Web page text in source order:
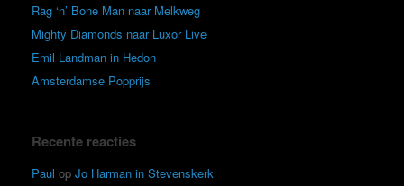
Rag ‘n’ Bone Man naar Melkweg
Mighty Diamonds naar Luxor Live
Emil Landman in Hedon
Amsterdamse Popprijs
Recente reacties
Paul op Jo Harman in Stevenskerk